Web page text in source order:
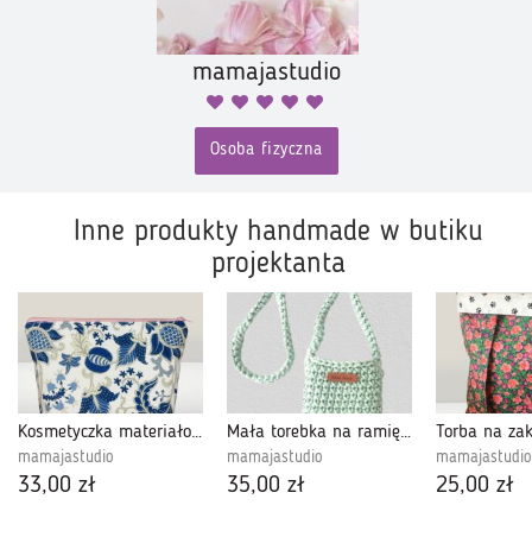
mamajastudio
Osoba fizyczna
Inne produkty handmade w butiku
projektanta
Kosmetyczka materiałowa solidna, stylowa ,praktyczna.
mamajastudio
33,00 zł
Mała torebka na ramię, etui na telefon,listonoszka szaromięta.
mamajastudio
35,00 zł
mamajastudio
25,00 zł